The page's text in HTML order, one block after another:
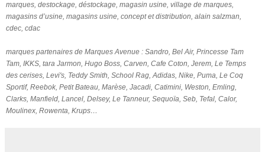
marques, destockage, déstockage, magasin usine, village de marques,
magasins d’usine, magasins usine, concept et distribution, alain salzman,
cdec, cdac
marques partenaires de Marques Avenue : Sandro, Bel Air, Princesse Tam
Tam, IKKS, tara Jarmon, Hugo Boss, Carven, Cafe Coton, Jerem, Le Temps
des cerises, Levi's, Teddy Smith, School Rag, Adidas, Nike, Puma, Le Coq
Sportif, Reebok, Petit Bateau, Marèse, Jacadi, Catimini, Weston, Emling,
Clarks, Manfield, Lancel, Delsey, Le Tanneur, Sequoïa, Seb, Tefal, Calor,
Moulinex, Rowenta, Krups…